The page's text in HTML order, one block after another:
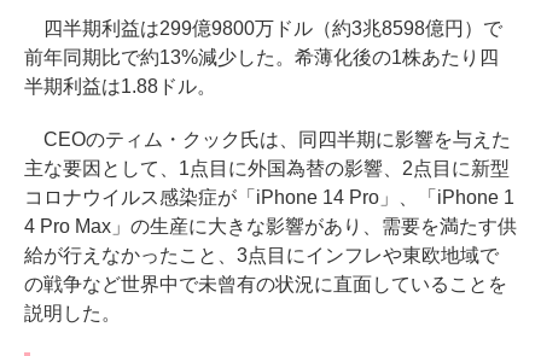
四半期利益は299億9800万ドル（約3兆8598億円）で
前年同期比で約13%減少した。希薄化後の1株あたり四
半期利益は1.88ドル。
CEOのティム・クック氏は、同四半期に影響を与えた
主な要因として、1点目に外国為替の影響、2点目に新型
コロナウイルス感染症が「iPhone 14 Pro」、「iPhone 1
4 Pro Max」の生産に大きな影響があり、需要を満たす供
給が行えなかったこと、3点目にインフレや東欧地域で
の戦争など世界中で未曾有の状況に直面していることを
説明した。